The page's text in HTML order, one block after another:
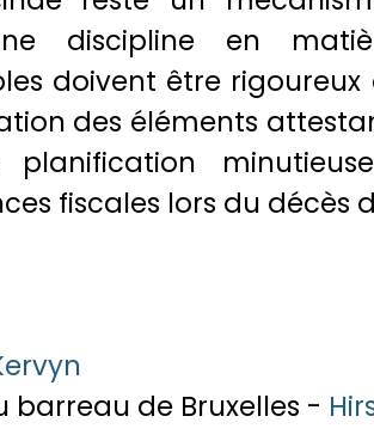
discipline en
doivent être
des éléments
planification
fiscales lors du décès
barreau de Bruxelles -